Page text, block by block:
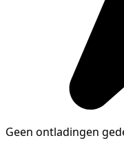
Geen ontladingen